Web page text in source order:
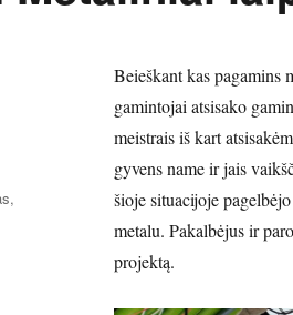
Beieškant kas pagamins
gamintojai atsisako
meistrais iš kart
gyvens name ir jais
šioje situacijoje
metalu. Pakalbėjus ir
projektą.